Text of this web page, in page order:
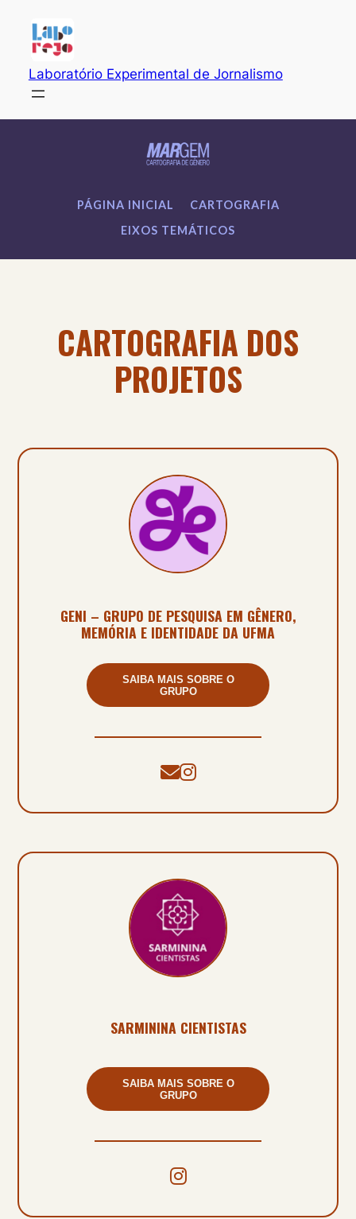
conteúdoLaboratório Experimental de Jornalismo
PÁGINA INICIAL
CARTOGRAFIA
EIXOS TEMÁTICOS
CARTOGRAFIA DOS
PROJETOS
GENI – GRUPO DE PESQUISA EM GÊNERO,
MEMÓRIA E IDENTIDADE DA UFMA
SAIBA MAIS SOBRE O
GRUPO
SARMININA CIENTISTAS
SAIBA MAIS SOBRE O
GRUPO